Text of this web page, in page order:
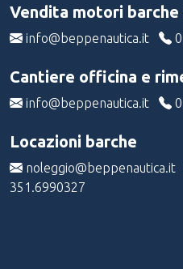
Vendita motori barche
info@beppenautica.it
Cantiere officina e
info@beppenautica.it
Locazioni barche
noleggio@beppenautica.it
351.6990327